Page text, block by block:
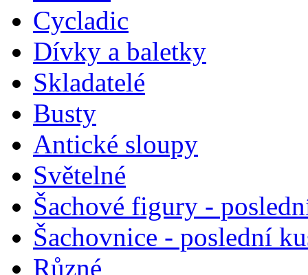
Cycladic
Dívky a baletky
Skladatelé
Busty
Antické sloupy
Světelné
Šachové figury -
Šachovnice - poslední
Různé